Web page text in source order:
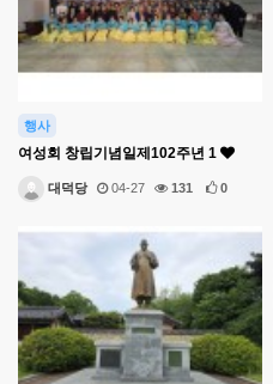
행사
여성회 창립기념일제102주년 1
대덕당 04-27 131 0